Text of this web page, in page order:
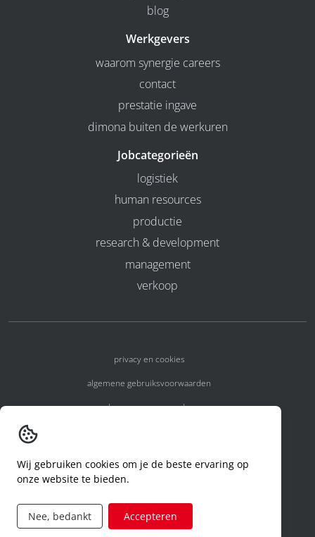
blog
Werkgevers
waarom synergie careers
contact
prestatie ingave
dimona buiten de werkuren
Jobcategorieën
logistiek
human resources
productie
research & development
management
verkoop
privacy en cookies
algemene gebruiksvoorwaarden
algemene voorwaarden
code of conduct
aanvraag rechten ivm privacy
Wij gebruiken cookies om je de beste ervaring op
onze website te bieden.
Nee, bedankt Accepteren